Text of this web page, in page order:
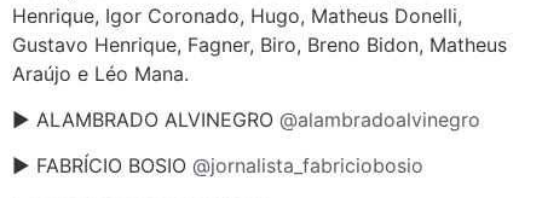
Henrique, Igor Coronado, Hugo, Matheus Donelli,
Gustavo Henrique, Fagner, Biro, Breno Bidon, Matheus
Araújo e Léo Mana.
► ALAMBRADO ALVINEGRO @alambradoalvinegro
► FABRÍCIO BOSIO @jornalista_fabriciobosio